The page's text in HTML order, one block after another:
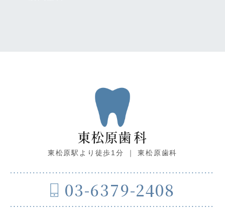
東松原駅より徒歩1分 ｜ 東松原歯科
03-6379-2408